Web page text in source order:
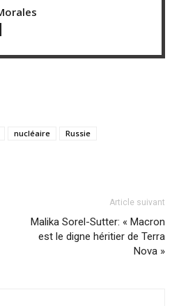
nucléaire
Russie
Article suivant
Malika Sorel-Sutter: « Macron
est le digne héritier de Terra
Nova »